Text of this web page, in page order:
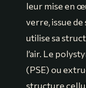
leur mise en
verre, issue
utilise sa
l’air. Le
(PSE) ou
structure